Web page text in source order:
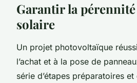
Garantir la
solaire
Un projet photovoltaïque
l’achat et à la pose de
série d’étapes préparatoires